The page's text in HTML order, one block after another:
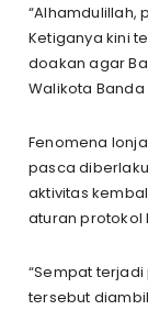
“Alhamdulillah,
Ketiganya kini
doakan agar
Walikota
Fenomena
pasca
aktivitas
aturan protokol
“Sempat
tersebut